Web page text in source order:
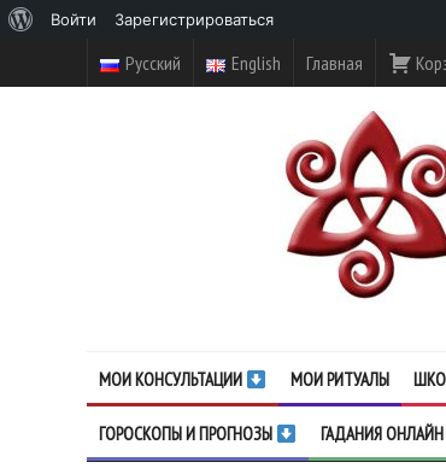
Русский English Главная
МОИ КОНСУЛЬТАЦИИ МОИ РИТУАЛЫ
ГОРОСКОПЫ И ПРОГНОЗЫ ГАДАНИЯ ОНЛАЙН
WordPress
Войти Зарегистрироваться